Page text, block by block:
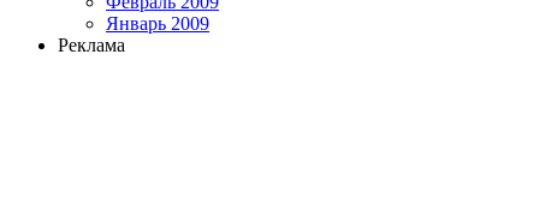
Январь 2009
Реклама